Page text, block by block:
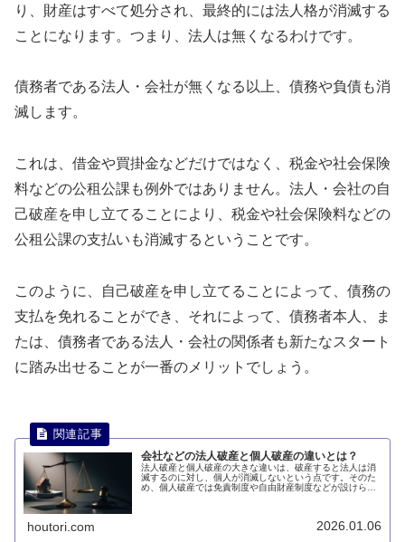
り、財産はすべて処分され、最終的には法人格が消滅する
ことになります。つまり、法人は無くなるわけです。
債務者である法人・会社が無くなる以上、債務や負債も消
滅します。
これは、借金や買掛金などだけではなく、税金や社会保険
料などの公租公課も例外ではありません。法人・会社の自
己破産を申し立てることにより、税金や社会保険料などの
公租公課の支払いも消滅するということです。
このように、自己破産を申し立てることによって、債務の
支払を免れることができ、それによって、債務者本人、ま
たは、債務者である法人・会社の関係者も新たなスタート
に踏み出せることが一番のメリットでしょう。
会社などの法人破産と個人破産の違いとは？
法人破産と個人破産の大きな違いは、破産すると法人は消
滅するのに対し、個人が消滅しないという点です。そのた
め、個人破産では免責制度や自由財産制度などが設けられ
houtori.com 2026.01.06